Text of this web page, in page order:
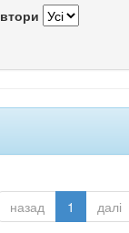
назад 1 далі